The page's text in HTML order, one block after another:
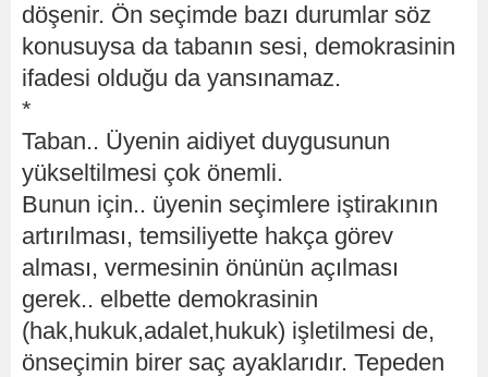
döşenir. Ön seçimde bazı durumlar söz
konusuysa da tabanın sesi, demokrasinin
ifadesi olduğu da yansınamaz.
*
Taban.. Üyenin aidiyet duygusunun
yükseltilmesi çok önemli.
Bunun için.. üyenin seçimlere iştirakının
artırılması, temsiliyette hakça görev
alması, vermesinin önünün açılması
gerek.. elbette demokrasinin
(hak,hukuk,adalet,hukuk) işletilmesi de,
önseçimin birer saç ayaklarıdır. Tepeden